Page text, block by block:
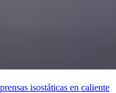
isostáticas en caliente